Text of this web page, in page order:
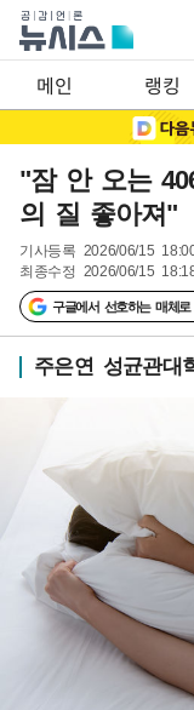
메인 랭킹
"잠 안 오는
의 질 좋아져"
기사등록 2026/06/15
최종수정 2026/06/15
구글에서 선호하는 매체로
주은연 성균관대